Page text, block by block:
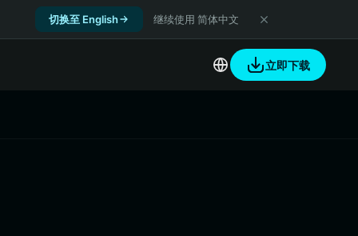
切换至 English 继续使用 简体中文
立即下载